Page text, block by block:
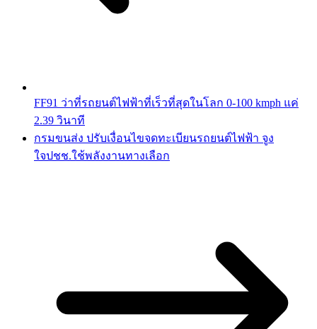
FF91 ว่าที่รถยนต์ไฟฟ้าที่เร็วที่สุดในโลก 0-100 kmph แค่
2.39 วินาที
กรมขนส่ง ปรับเงื่อนไขจดทะเบียนรถยนต์ไฟฟ้า จูง
ใจปชช.ใช้พลังงานทางเลือก